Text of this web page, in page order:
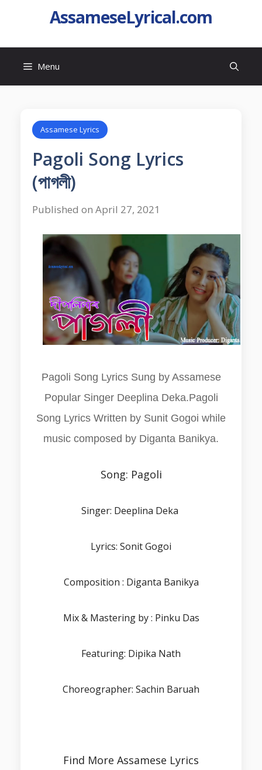
AssameseLyrical.com
Menu
Assamese Lyrics
Pagoli Song Lyrics
(পাগলী)
Published on April 27, 2021
Pagoli Song Lyrics Sung by Assamese
Popular Singer Deeplina Deka.Pagoli
Song Lyrics Written by Sunit Gogoi while
music composed by Diganta Banikya.
Song: Pagoli
Singer: Deeplina Deka
Lyrics: Sonit Gogoi
Composition : Diganta Banikya
Mix & Mastering by : Pinku Das
Featuring: Dipika Nath
Choreographer: Sachin Baruah
Find More Assamese Lyrics